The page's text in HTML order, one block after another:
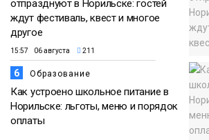
отпразднуют в Норильске: гостей
ждут фестиваль, квест и многое
другое
15:57 06 августа 211
6 Образование
Как устроено школьное питание в
Норильске: льготы, меню и порядок
оплаты